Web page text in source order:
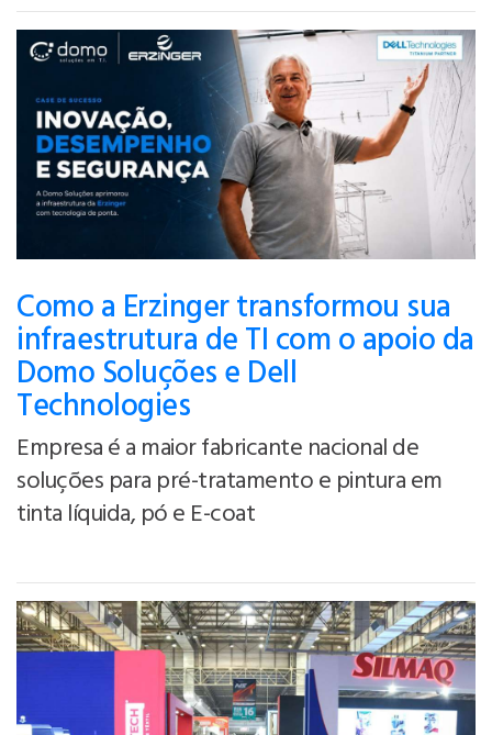
Como a Erzinger transformou sua
infraestrutura de TI com o apoio da
Domo Soluções e Dell
Technologies
Empresa é a maior fabricante nacional de
soluções para pré-tratamento e pintura em
tinta líquida, pó e E-coat